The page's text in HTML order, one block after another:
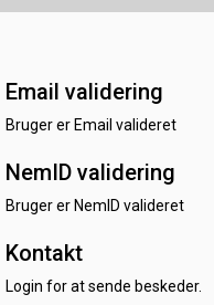
Email validering
Bruger er Email valideret
NemID validering
Bruger er NemID valideret
Kontakt
Login for at sende beskeder.